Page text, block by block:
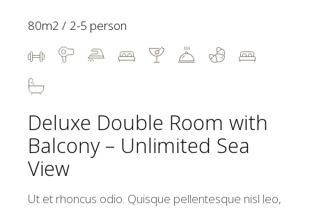
Deluxe Double Room with
Balcony – Unlimited Sea
View
Ut et rhoncus odio. Quisque pellentesque nisl leo,
80m2 2-5 person